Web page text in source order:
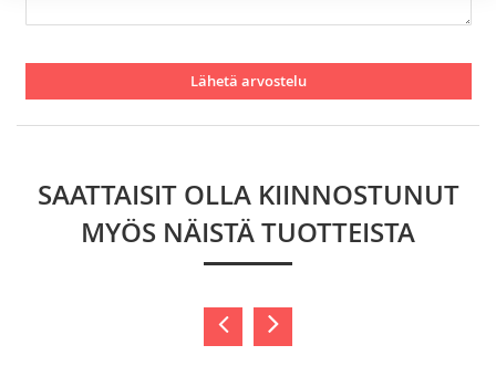
Lähetä arvostelu
SAATTAISIT OLLA KIINNOSTUNUT
MYÖS NÄISTÄ TUOTTEISTA